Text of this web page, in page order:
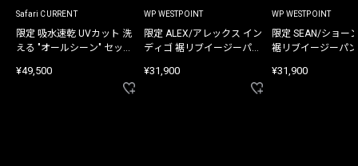
Safari CURRENT
限定 吸水速乾 UVカット 洗
える "オールシーン" セット
¥49,500
WP WESTPOINT
限定 ALEX/アレックス イン
ディゴ 裾リブイージーパン
¥31,900
WP WESTPOINT
限定 SEAN/ショー
裾リブイージーパ
¥31,900